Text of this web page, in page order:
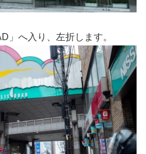
」へ入り、左折します。